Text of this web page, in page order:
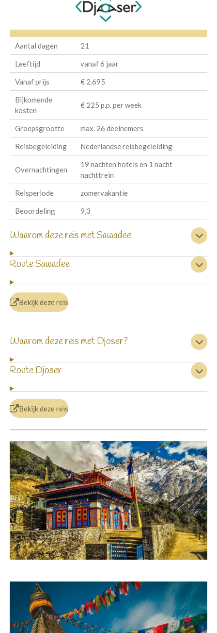
Aantal dagen 21
Leeftijd vanaf 6 jaar
Vanaf prijs € 2.695
Bijkomende
kosten
€ 225 p.p. per week
Groepsgrootte max. 26 deelnemers
Reisbegeleiding Nederlandse reisbegeleiding
Overnachtingen
19 nachten hotels en 1 nacht
nachttrein
Reisperiode zomervakantie
Beoordeling 9,3
Waarom deze reis met Sawadee
Route Sawadee
Bekijk deze reis
Waarom deze reis met Djoser?
Route Djoser
Bekijk deze reis